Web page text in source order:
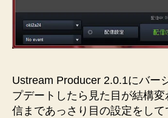
の
Ustream Producer 2.0.1にバー
プデートしたら見た目が結構
信まであっさり目の設定をし